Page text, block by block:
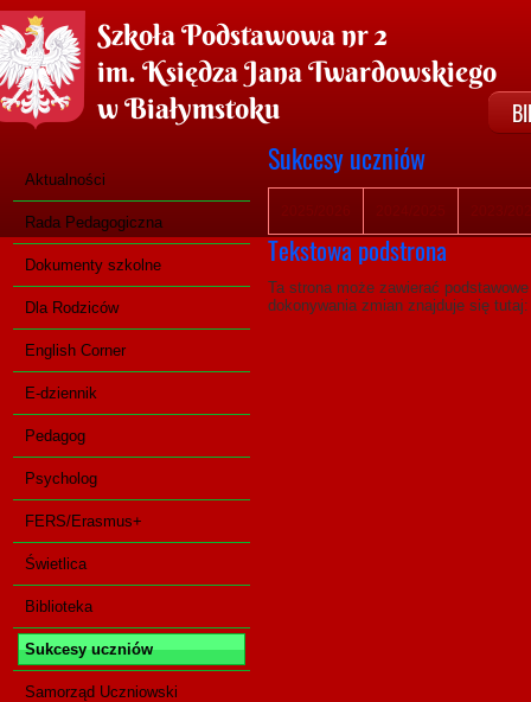
Szkoła Podstawowa nr 2
im. Księdza Jana Twardowskiego
w Białymstoku
Aktualności
Rada Pedagogiczna
Dokumenty szkolne
Dla Rodziców
English Corner
E-dziennik
Pedagog
Psycholog
FERS/Erasmus+
Świetlica
Biblioteka
Sukcesy uczniów
Samorząd Uczniowski
Sukcesy uczniów
Tekstowa podstrona
Ta strona może zawierać
dokonywania zmian znajduje się